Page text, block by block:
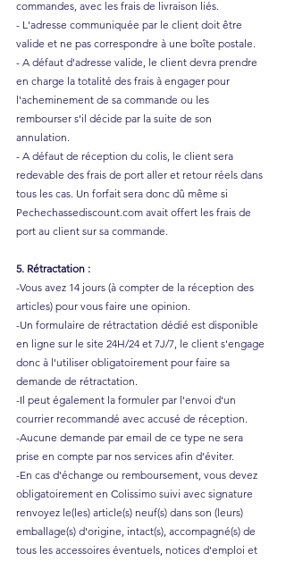
commandes, avec les frais de livraison liés.
- L'adresse communiquée par le client doit être
valide et ne pas correspondre à une boîte postale.
- A défaut d'adresse valide, le client devra prendre
en charge la totalité des frais à engager pour
l'acheminement de sa commande ou les
rembourser s'il décide par la suite de son
annulation.
- A défaut de réception du colis, le client sera
redevable des frais de port aller et retour réels dans
tous les cas. Un forfait sera donc dû même si
Pechechassediscount.com avait offert les frais de
port au client sur sa commande.
5. Rétractation :
-Vous avez 14 jours (à compter de la réception des
articles) pour vous faire une opinion.
-Un formulaire de rétractation dédié est disponible
en ligne sur le site 24H/24 et 7J/7, le client s'engage
donc à l'utiliser obligatoirement pour faire sa
demande de rétractation.
-Il peut également la formuler par l'envoi d'un
courrier recommandé avec accusé de réception.
-Aucune demande par email de ce type ne sera
prise en compte par nos services afin d’éviter.
-En cas d'échange ou remboursement, vous devez
obligatoirement en Colissimo suivi avec signature
renvoyez le(les) article(s) neuf(s) dans son (leurs)
emballage(s) d'origine, intact(s), accompagné(s) de
tous les accessoires éventuels, notices d'emploi et